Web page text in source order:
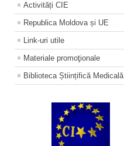
Activități CIE
Republica Moldova și UE
Link-uri utile
Materiale promoţionale
Biblioteca Științifică Medicală